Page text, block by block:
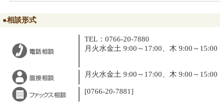
●相談形式
TEL：0766-20-7880
月火水金土 9:00～17:00、木 9:00～15:00
月火水金土 9:00～17:00、木 9:00～15:00
[0766-20-7881]